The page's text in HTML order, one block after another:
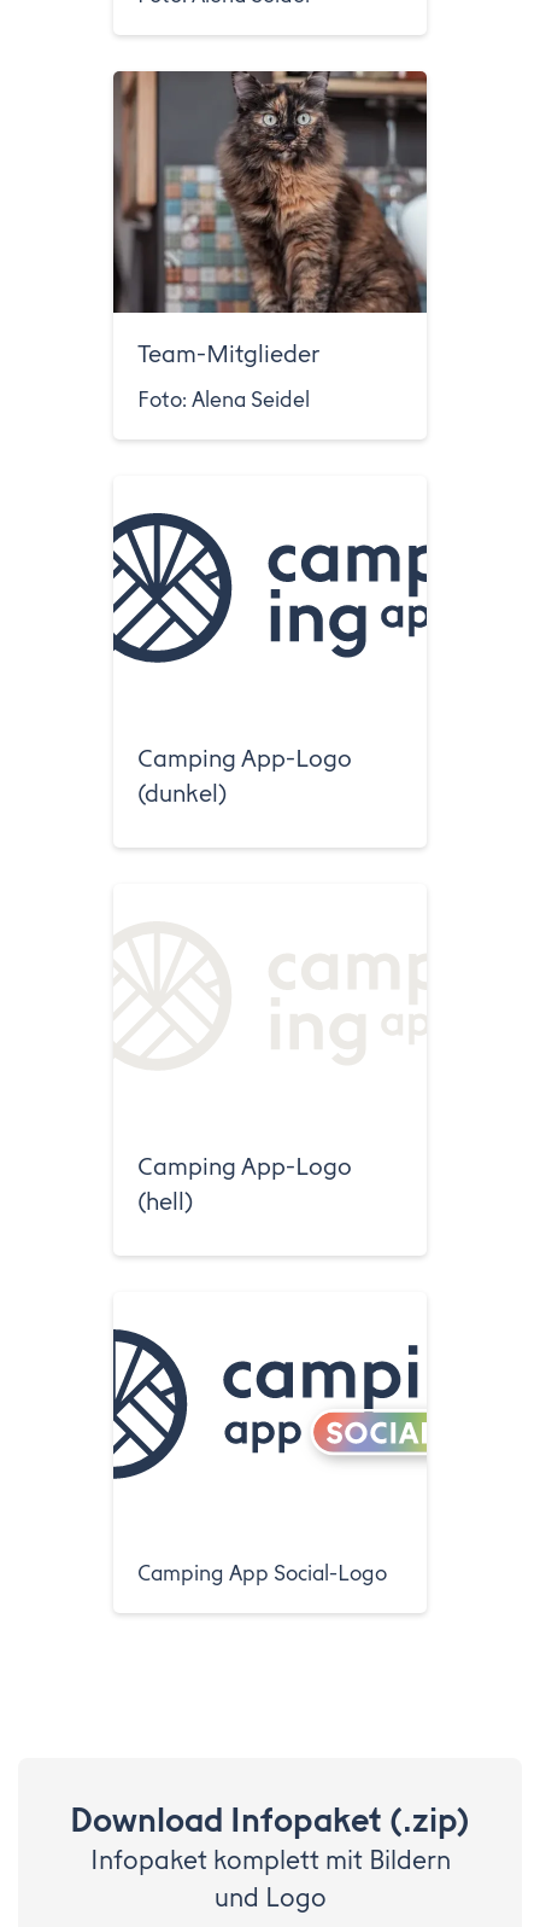
Team-Mitglieder
Foto: Alena Seidel
Camping App-Logo
(dunkel)
Camping App-Logo
(hell)
Camping App Social-Logo
Download Infopaket (.zip)
Infopaket komplett mit Bildern
und Logo